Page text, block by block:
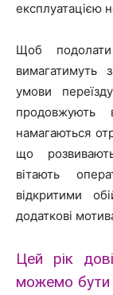
експлуатацією
Щоб подолати
вимагатимуть
умови
продовжують
намагаються
що
вітають
відкритими
додаткові
Цей рік
можемо бути